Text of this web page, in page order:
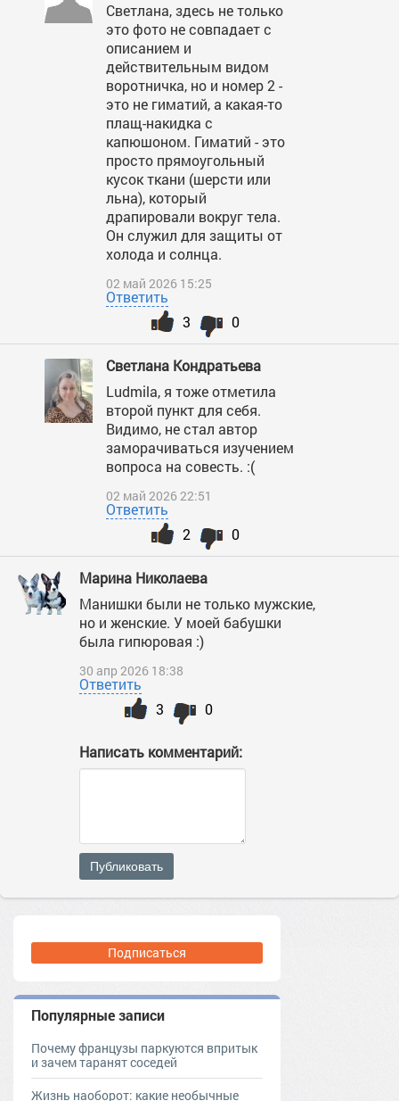
Светлана, здесь не только
это фото не совпадает с
описанием и
действительным видом
воротничка, но и номер 2 -
это не гиматий, а какая-то
плащ-накидка с
капюшоном. Гиматий - это
просто прямоугольный
кусок ткани (шерсти или
льна), который
драпировали вокруг тела.
Он служил для защиты от
холода и солнца.
02 май 2026 15:25
Ответить
0
3
Светлана Кондратьева
Ludmila, я тоже отметила
второй пункт для себя.
Видимо, не стал автор
заморачиваться изучением
вопроса на совесть. :(
02 май 2026 22:51
Ответить
0
2
Марина Николаева
Манишки были не только мужские,
но и женские. У моей бабушки
была гипюровая :)
30 апр 2026 18:38
Ответить
0
3
Написать комментарий:
Публиковать
Подписаться
Популярные записи
Почему французы паркуются впритык
и зачем таранят соседей
Жизнь наоборот: какие необычные